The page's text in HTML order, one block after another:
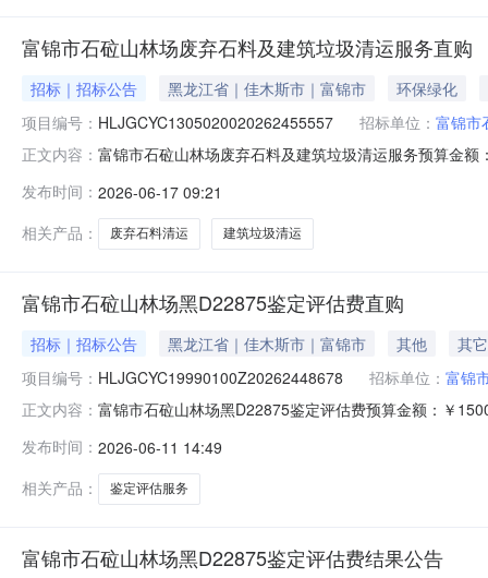
富锦市石砬山林场废弃石料及建筑垃圾清运服务直购
招标｜招标公告 黑龙江省｜佳木斯市｜富锦市
环保绿化
项目编号： HLJGCYC1305020020262455557 招标单位： 富锦市
正文内容： 富锦市石砬山林场废弃石料及建筑垃圾清运服务预算金
《中华人民共和国政府采购法》第二十二条规定，且已
与异议处理项：如有异议请电话咨询采购人
发布时间： 2026-06-17 09:21
相关产品：
废弃石料清运 建筑垃圾清运
富锦市石砬山林场黑D22875鉴定评估费直购
招标｜招标公告 黑龙江省｜佳木斯市｜富锦市 其他
其它
项目编号： HLJGCYC19990100Z20262448678 招标单位： 富锦
正文内容： 富锦市石砬山林场黑D22875鉴定评估费预算金额：￥
无。三、特定的资格要求：无。四、本项目不接受联合
HLJGC
发布时间： 2026-06-11 14:49
相关产品：
鉴定评估服务
富锦市石砬山林场黑D22875鉴定评估费结果公告